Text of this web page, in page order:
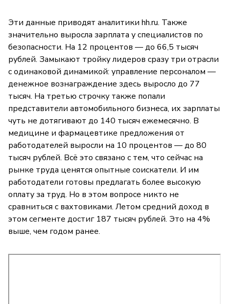
Эти данные приводят аналитики hh.ru. Также
значительно выросла зарплата у специалистов по
безопасности. На 12 процентов — до 66,5 тысяч
рублей. Замыкают тройку лидеров сразу три отрасли
с одинаковой динамикой: управление персоналом —
денежное вознаграждение здесь выросло до 77
тысяч. На третью строчку также попали
представители автомобильного бизнеса, их зарплаты
чуть не дотягивают до 140 тысяч ежемесячно. В
медицине и фармацевтике предложения от
работодателей выросли на 10 процентов — до 80
тысяч рублей. Всё это связано с тем, что сейчас на
рынке труда ценятся опытные соискатели. И им
работодатели готовы предлагать более высокую
оплату за труд. Но в этом вопросе никто не
сравниться с вахтовиками. Летом средний доход в
этом сегменте достиг 187 тысяч рублей. Это на 4%
выше, чем годом ранее.